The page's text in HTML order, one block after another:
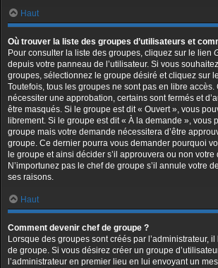
Haut
Où trouver la liste des groupes d’utilisateurs et
Pour consulter la liste des groupes, cliquez sur le lien
depuis votre panneau de l’utilisateur. Si vous
groupes, sélectionnez le groupe désiré et cliquez sur
Toutefois, tous les groupes ne sont pas en libre accès.
nécessiter une approbation, certains sont fermés et
être masqués. Si le groupe est dit « Ouvert », vous
librement. Si le groupe est dit « À la demande », vous
groupe mais votre demande nécessitera d’être
groupe. Ce dernier pourra vous demander pourquoi
le groupe et ainsi décider s’il approuvera ou non votre
N’importunez pas le chef de groupe s’il annule votre
ses raisons.
Haut
Comment devenir chef de groupe ?
Lorsque des groupes sont créés par l’administrateur,
de groupe. Si vous désirez créer un groupe
l’administrateur en premier lieu en lui envoyant un